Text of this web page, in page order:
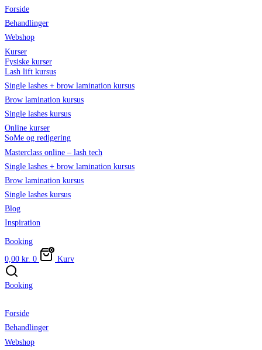
Forside
Behandlinger
Webshop
Kurser
Fysiske kurser
Lash lift kursus
Single lashes + brow lamination kursus
Brow lamination kursus
Single lashes kursus
Online kurser
SoMe og redigering
Masterclass online – lash tech
Single lashes + brow lamination kursus
Brow lamination kursus
Single lashes kursus
Blog
Inspiration
Booking
0,00 kr. 0 Kurv
Booking
Forside
Behandlinger
Webshop